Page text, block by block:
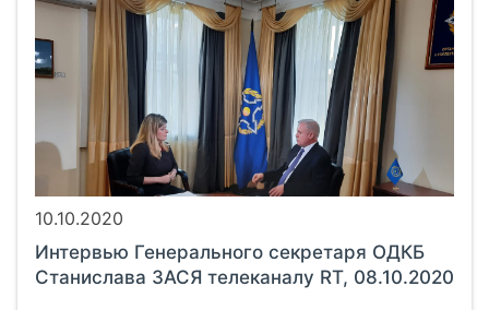
10.10.2020
Интервью Генерального секретаря ОДКБ
Станислава ЗАСЯ телеканалу RT, 08.10.2020